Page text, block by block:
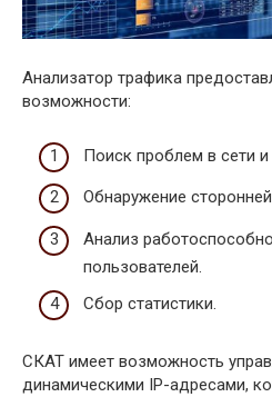
Анализатор трафика
возможности:
Поиск проблем в сети и
Обнаружение
Анализ
пользователей.
Сбор статистики.
СКАТ имеет возможность
динамическими IP-адресами,